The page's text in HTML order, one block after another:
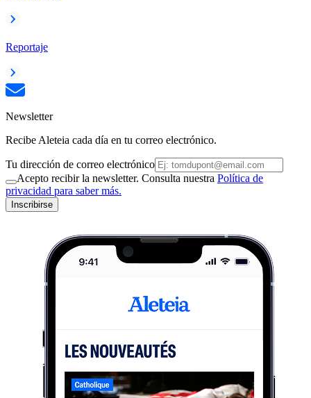
Reportaje
Newsletter
Recibe Aleteia cada día en tu correo electrónico.
Tu dirección de correo electrónico
Acepto recibir la newsletter. Consulta nuestra Política de
privacidad para saber más.
Inscribirse